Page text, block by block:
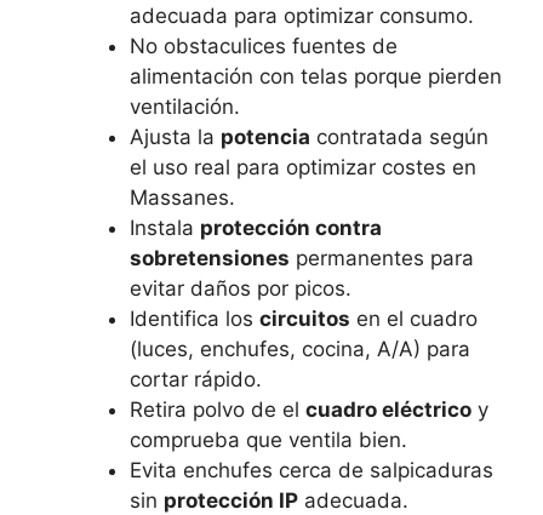
adecuada para optimizar consumo.
No obstaculices fuentes de
alimentación con telas porque pierden
ventilación.
Ajusta la potencia contratada según
el uso real para optimizar costes en
Massanes.
Instala protección contra
sobretensiones permanentes para
evitar daños por picos.
Identifica los circuitos en el cuadro
(luces, enchufes, cocina, A/A) para
cortar rápido.
Retira polvo de el cuadro eléctricoy
comprueba que ventila bien.
Evita enchufes cerca de salpicaduras
sin protección IPadecuada.